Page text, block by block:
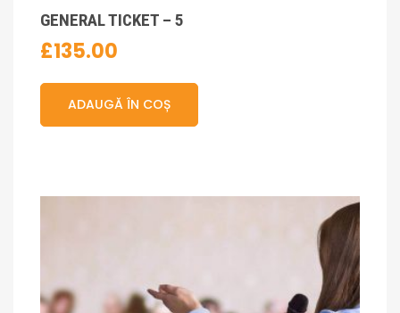
GENERAL TICKET – 5
£135.00
ADAUGĂ ÎN COȘ